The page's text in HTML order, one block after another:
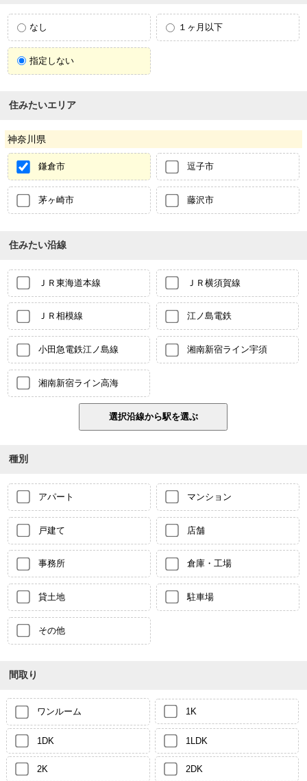
なし １ヶ月以下
指定しない
住みたいエリア
神奈川県
鎌倉市 逗子市
茅ヶ崎市 藤沢市
住みたい沿線
ＪＲ東海道本線 ＪＲ横須賀線
ＪＲ相模線 江ノ島電鉄
小田急電鉄江ノ島線 湘南新宿ライン宇須
湘南新宿ライン高海
種別
アパート マンション
戸建て 店舗
事務所 倉庫・工場
貸土地 駐車場
その他
間取り
ワンルーム 1K
1DK 1LDK
2K 2DK